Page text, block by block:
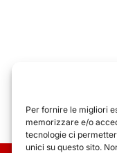
Per fornire le migliori
memorizzare e/o
tecnologie ci
unici su questo sito.